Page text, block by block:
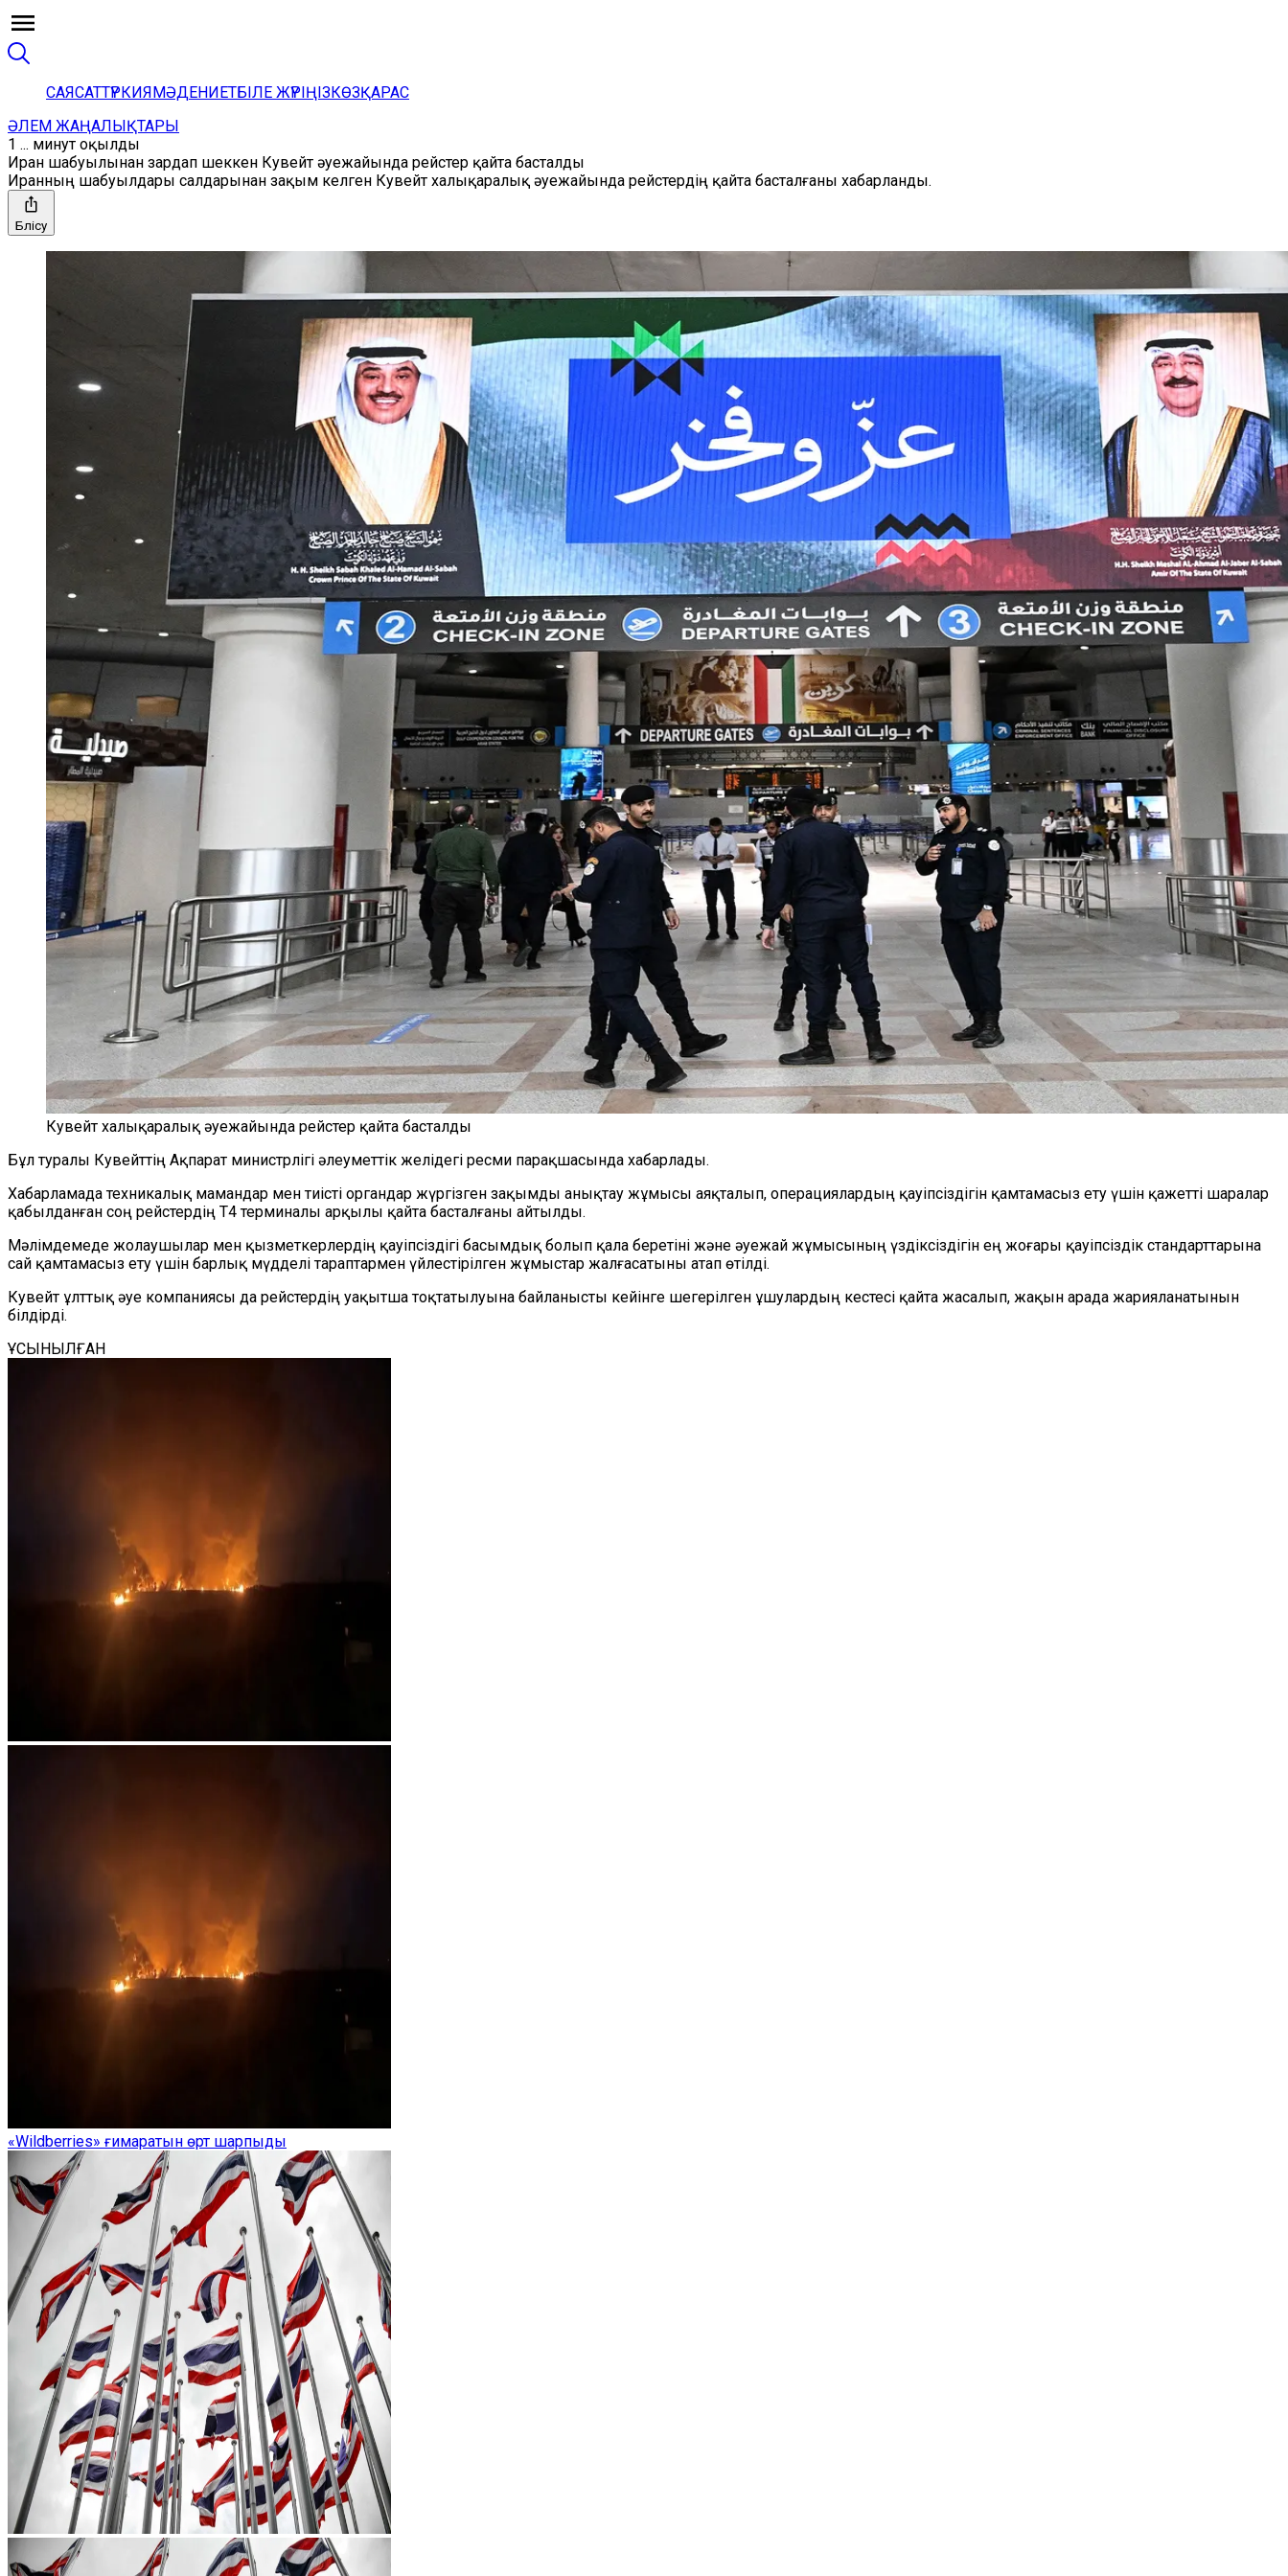
САЯСАТТҮРКИЯМӘДЕНИЕТБІЛЕ ЖҮРІҢІЗКӨЗҚАРАС
ӘЛЕМ ЖАҢАЛЫҚТАРЫ
1 ... минут оқылды
Иран шабуылынан зардап шеккен Кувейт әуежайында рейстер қайта басталды
Иранның шабуылдары салдарынан зақым келген Кувейт халықаралық әуежайында рейстердің қайта басталғаны хабарланды.
Бөлісу
Кувейт халықаралық әуежайында рейстер қайта басталды
Бұл туралы Кувейттің Ақпарат министрлігі әлеуметтік желідегі ресми парақшасында хабарлады.
Хабарламада техникалық мамандар мен тиісті органдар жүргізген зақымды анықтау жұмысы аяқталып, операциялардың қауіпсіздігін қамтамасыз ету үшін қажетті шаралар
қабылданған соң рейстердің T4 терминалы арқылы қайта басталғаны айтылды.
Мәлімдемеде жолаушылар мен қызметкерлердің қауіпсіздігі басымдық болып қала беретіні және әуежай жұмысының үздіксіздігін ең жоғары қауіпсіздік стандарттарына
сай қамтамасыз ету үшін барлық мүдделі тараптармен үйлестірілген жұмыстар жалғасатыны атап өтілді.
Кувейт ұлттық әуе компаниясы да рейстердің уақытша тоқтатылуына байланысты кейінге шегерілген ұшулардың кестесі қайта жасалып, жақын арада жарияланатынын
білдірді.
ҰСЫНЫЛҒАН
«Wildberries» ғимаратын өрт шарпыды